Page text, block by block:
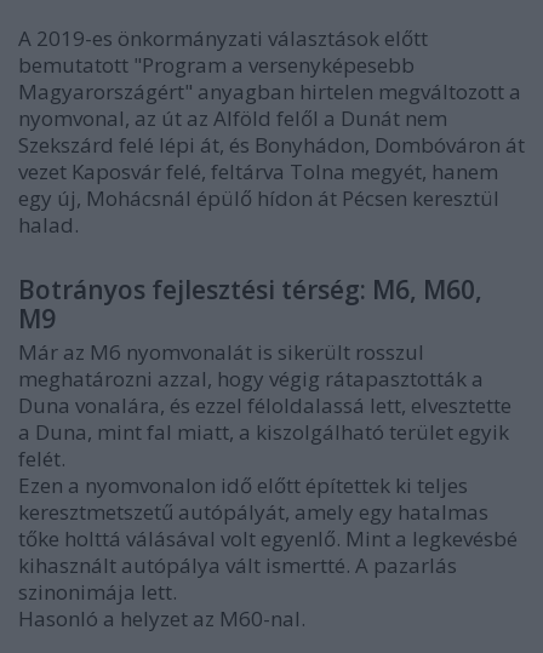
A 2019-es önkormányzati választások előtt
bemutatott "Program a versenyképesebb
Magyarországért" anyagban hirtelen megváltozott a
nyomvonal, az út az Alföld felől a Dunát nem
Szekszárd felé lépi át, és Bonyhádon, Dombóváron át
vezet Kaposvár felé, feltárva Tolna megyét, hanem
egy új, Mohácsnál épülő hídon át Pécsen keresztül
halad.
Botrányos fejlesztési térség: M6, M60,
M9
Már az M6 nyomvonalát is sikerült rosszul
meghatározni azzal, hogy végig rátapasztották a
Duna vonalára, és ezzel féloldalassá lett, elvesztette
a Duna, mint fal miatt, a kiszolgálható terület egyik
felét.
Ezen a nyomvonalon idő előtt építettek ki teljes
keresztmetszetű autópályát, amely egy hatalmas
tőke holttá válásával volt egyenlő. Mint a legkevésbé
kihasznált autópálya vált ismertté. A pazarlás
szinonimája lett.
Hasonló a helyzet az M60-nal.